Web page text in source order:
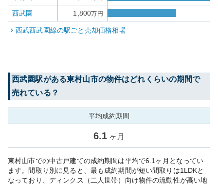
西武園 1,800万円
西武西武園線の駅ごと売却価格相場
西武園駅がある東村山市の物件はどれくらいの期間で
売れている？
平均成約期間
6.1 ヶ月
東村山市での中古戸建ての成約期間は平均で6.1ヶ月となってい
ます。間取り別に見ると、最も成約期間が短い間取りは1LDKと
なっており、ディンクス（二人世帯）向け物件の流動性が高い地